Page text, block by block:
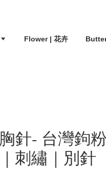
Flower | 花卉
胸針- 台灣鉤
｜刺繡｜別針